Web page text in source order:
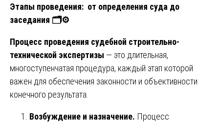
Этапы проведения: от определения суда до
заседания 🗂⚙️
Процесс проведения судебной строительно-
технической экспертизы — это длительная,
многоступенчатая процедура, каждый этап которой
важен для обеспечения законности и объективности
конечного результата.
Возбуждение и назначение. Процесс